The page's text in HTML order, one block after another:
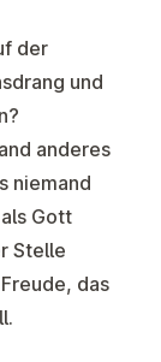
der
und
anderes
niemand
Gott
Stelle
das